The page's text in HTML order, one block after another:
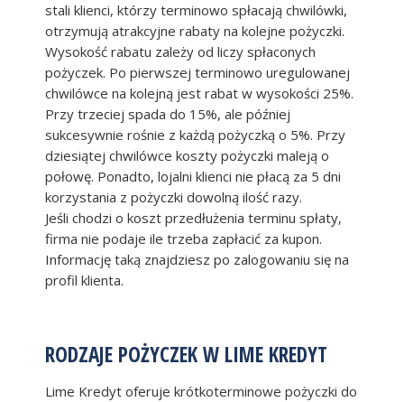
stali klienci, którzy terminowo spłacają chwilówki,
otrzymują atrakcyjne rabaty na kolejne pożyczki.
Wysokość rabatu zależy od liczy spłaconych
pożyczek. Po pierwszej terminowo uregulowanej
chwilówce na kolejną jest rabat w wysokości 25%.
Przy trzeciej spada do 15%, ale później
sukcesywnie rośnie z każdą pożyczką o 5%. Przy
dziesiątej chwilówce koszty pożyczki maleją o
połowę. Ponadto, lojalni klienci nie płacą za 5 dni
korzystania z pożyczki dowolną ilość razy.
Jeśli chodzi o koszt przedłużenia terminu spłaty,
firma nie podaje ile trzeba zapłacić za kupon.
Informację taką znajdziesz po zalogowaniu się na
profil klienta.
RODZAJE POŻYCZEK W LIME KREDYT
Lime Kredyt oferuje krótkoterminowe pożyczki do